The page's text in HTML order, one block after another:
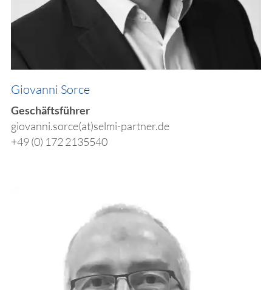
​Giovanni Sorce
​Geschäftsführer
giovanni.sorce(at)selmi-partner.de
+49 (0) 172 2135540